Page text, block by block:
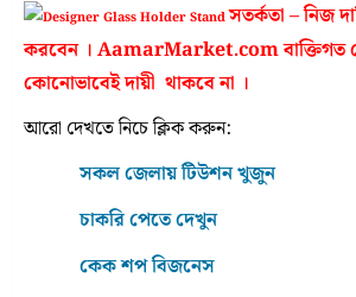
সতর্কতা – নিজ
করবেন । AamarMarket.com বাক্তিগত
কোনোভাবেই দায়ী থাকবে না ।
আরো দেখতে নিচে ক্লিক করুন:
সকল জেলায় টিউশন খুজুন
চাকরি পেতে দেখুন
কেক শপ বিজনেস